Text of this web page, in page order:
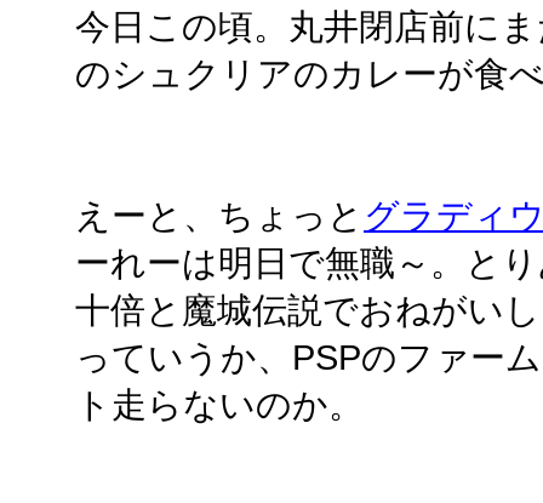
今日この頃。丸井閉店前に
のシュクリアのカレーが食
えーと、ちょっと グラディ
ーれーは明日で無職～。と
十倍と魔城伝説でおねがい
っていうか、PSPのファー
ト走らないのか。